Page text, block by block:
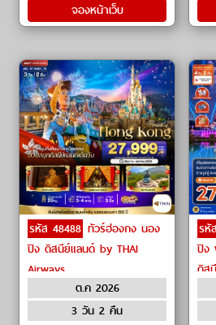
จองหน้าเว็บ
รหัส 48488 ทัวร์ฮ่องกง นอง
ปิง ดิสนีย์แลนด์ by THAI
Airways
ต.ค 2026
3 วัน 2 คืน
รหั
ปิง
ดิส
ห